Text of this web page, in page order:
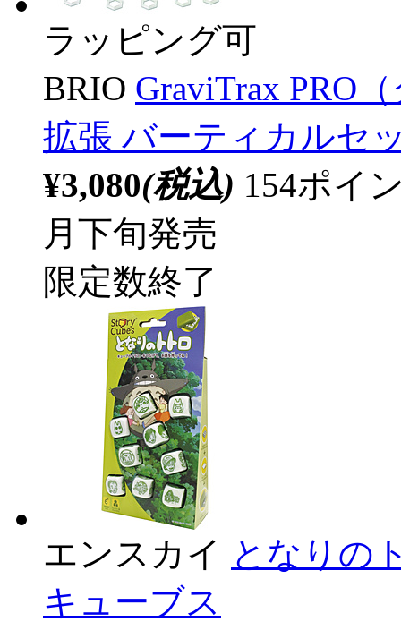
ラッピング可
BRIO GraviTrax PRO
拡張 バーティカルセ
¥3,080(税込) 154ポイ
月下旬発売
限定数終了
エンスカイ となりの
キューブス